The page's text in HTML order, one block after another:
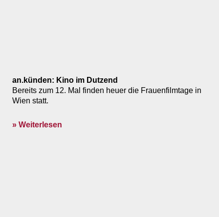
an.künden: Kino im Dutzend
Bereits zum 12. Mal finden heuer die Frauenfilmtage in
Wien statt.
» Weiterlesen